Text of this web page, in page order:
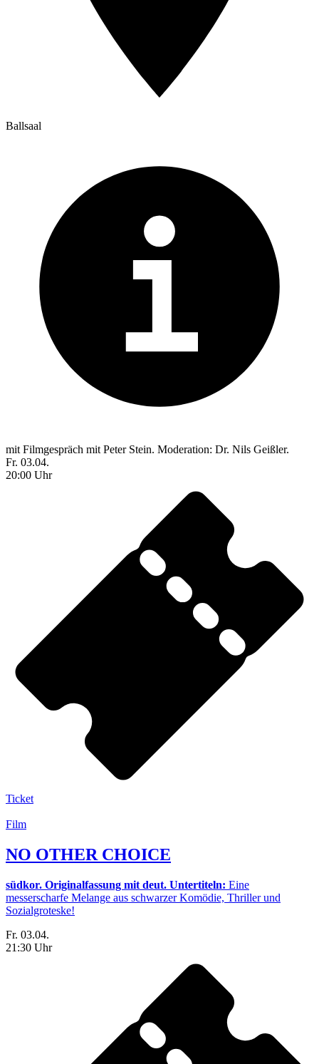
Ballsaal
mit Filmgespräch mit Peter Stein. Moderation: Dr. Nils Geißler.
Fr. 03.04.
20:00 Uhr
Ticket
Film
NO OTHER CHOICE
südkor. Originalfassung mit deut. Untertiteln: Eine
messerscharfe Melange aus schwarzer Komödie, Thriller und
Sozialgroteske!
Fr. 03.04.
21:30 Uhr